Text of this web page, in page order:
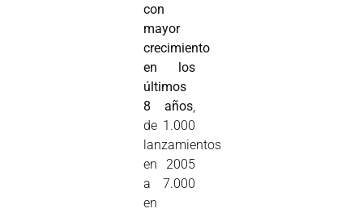
con
mayor
crecimiento
en los
últimos
8 años,
de 1.000
lanzamientos
en 2005
a 7.000
en